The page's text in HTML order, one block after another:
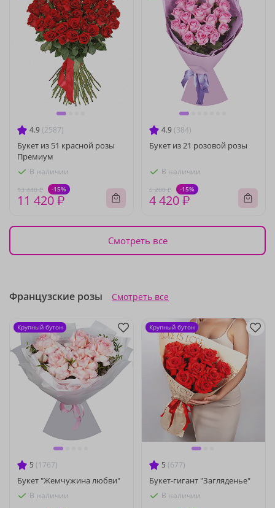
4.9 (2587)
Букет из 51 красной розы
Премиум
В наличии
13 440 ₽ -15%
11 420 ₽
4.9 (384)
Букет из 21 розовой розы
В наличии
5 200 ₽ -15%
4 420 ₽
Смотреть все
Французские розы Смотреть все
5 (1767)
Букет "Жемчужина любви"
В наличии
Крупный бутон
5 (677)
Букет-гигант "Загляденье"
В наличии
Крупный бутон